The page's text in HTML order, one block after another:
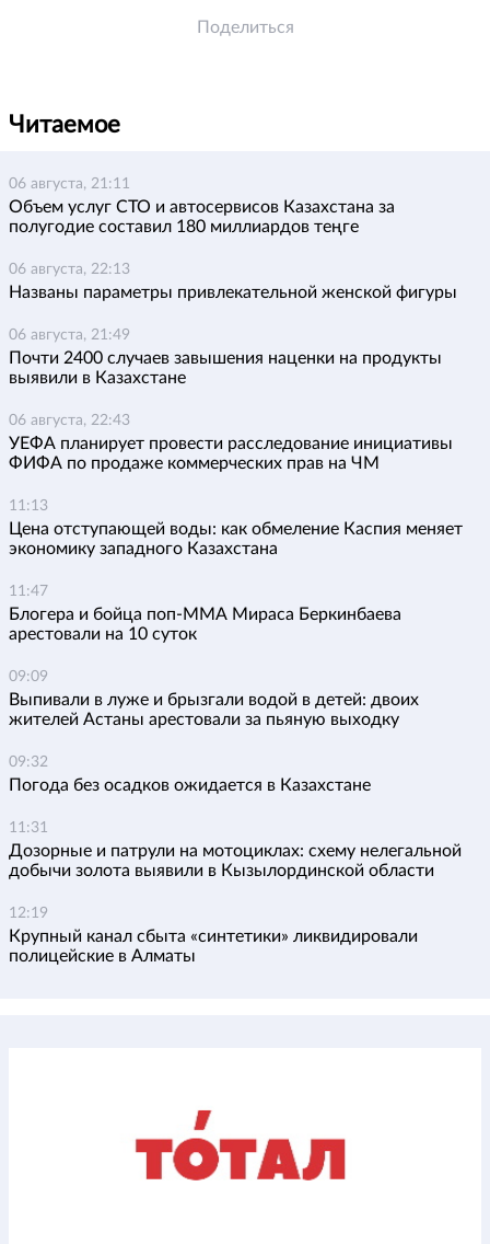
Поделиться
Читаемое
06 августа, 21:11
Объем услуг СТО и автосервисов Казахстана за
полугодие составил 180 миллиардов теңге
06 августа, 22:13
Названы параметры привлекательной женской фигуры
06 августа, 21:49
Почти 2400 случаев завышения наценки на продукты
выявили в Казахстане
06 августа, 22:43
УЕФА планирует провести расследование инициативы
ФИФА по продаже коммерческих прав на ЧМ
11:13
Цена отступающей воды: как обмеление Каспия меняет
экономику западного Казахстана
11:47
Блогера и бойца поп-ММА Мираса Беркинбаева
арестовали на 10 суток
09:09
Выпивали в луже и брызгали водой в детей: двоих
жителей Астаны арестовали за пьяную выходку
09:32
Погода без осадков ожидается в Казахстане
11:31
Дозорные и патрули на мотоциклах: схему нелегальной
добычи золота выявили в Кызылординской области
12:19
Крупный канал сбыта «синтетики» ликвидировали
полицейские в Алматы